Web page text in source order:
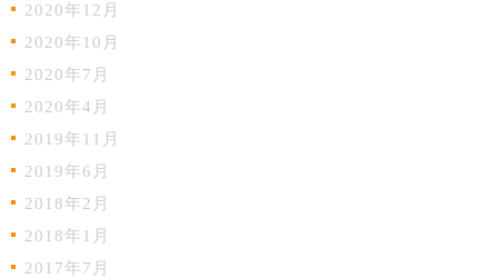
2020年12月
2020年10月
2020年7月
2020年4月
2019年11月
2019年6月
2018年2月
2018年1月
2017年7月